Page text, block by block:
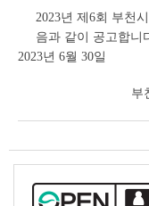
2023년 제6회 부천
음과 같이 공고합니
2023년 6월 30일
부